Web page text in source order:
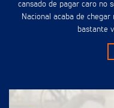
cansado de pagar caro no
Nacional acaba de
bastante